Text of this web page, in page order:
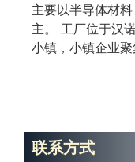
主要以半导体材
主。 工厂位于汉
小镇，小镇企业聚
联系方式